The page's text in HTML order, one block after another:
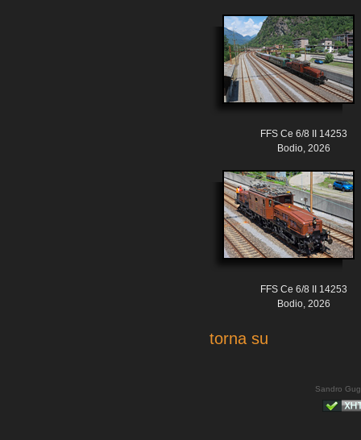
FFS Ce 6/8 II 14253
Bodio, 2026
FFS Ce 6/8 II 14253
Bodio, 2026
torna su
Sandro